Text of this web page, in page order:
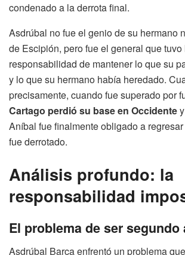
condenado a la derrota final.
Asdrúbal no fue el genio de su hermano
de Escipión, pero fue el general que tuvo
responsabilidad de mantener lo que su
y lo que su hermano había heredado.
precisamente, cuando fue superado por
Cartago perdió su base en Occidente
Aníbal fue finalmente obligado a
fue derrotado.
Análisis profundo: la
responsabilidad
El problema de ser segundo
Asdrúbal Barca enfrentó un problema